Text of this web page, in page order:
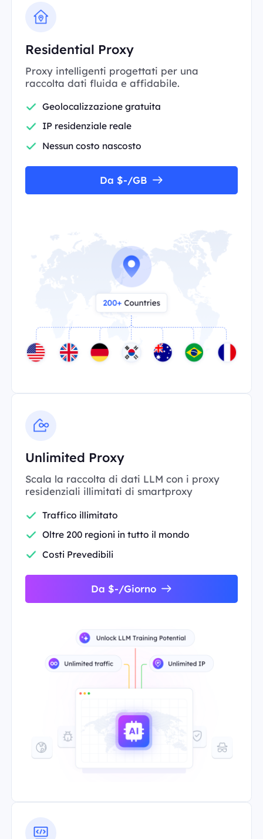
Residential Proxy
Proxy intelligenti progettati per una
raccolta dati fluida e affidabile.
Geolocalizzazione gratuita
IP residenziale reale
Nessun costo nascosto
Da $-/GB
Unlimited Proxy
Scala la raccolta di dati LLM con i proxy
residenziali illimitati di smartproxy
Traffico illimitato
Oltre 200 regioni in tutto il mondo
Costi Prevedibili
Da $-/Giorno